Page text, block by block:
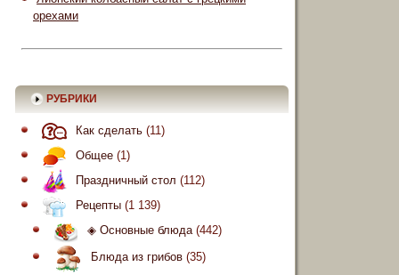
орехами
РУБРИКИ
Как сделать (11)
Общее (1)
Праздничный стол (112)
Рецепты (1 139)
◈ Основные блюда(442)
Блюда из грибов (35)